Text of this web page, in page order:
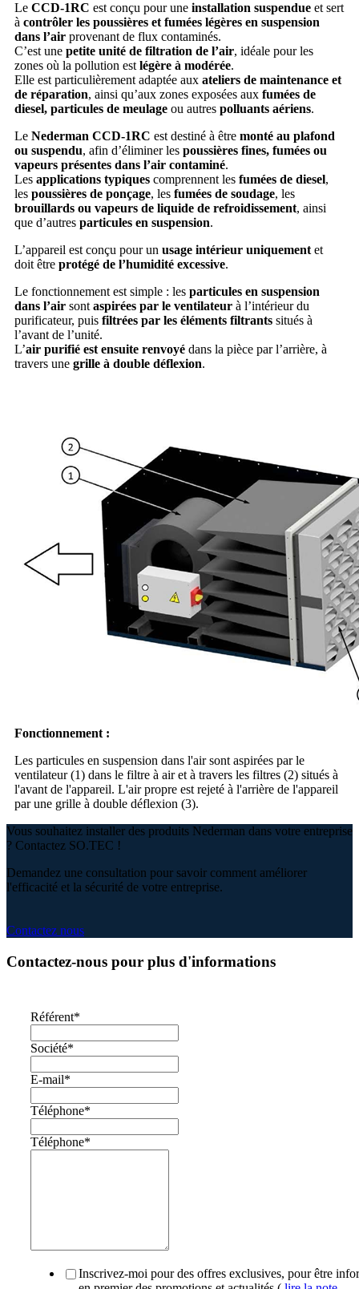
Le CCD-1RC est conçu pour une installation suspendue et sert
à contrôler les poussières et fumées légères en suspension
dans l’air provenant de flux contaminés.
C’est une petite unité de filtration de l’air, idéale pour les
zones où la pollution est légère à modérée.
Elle est particulièrement adaptée aux ateliers de maintenance et
de réparation, ainsi qu’aux zones exposées aux fumées de
diesel, particules de meulage ou autres polluants aériens.
Le Nederman CCD-1RC est destiné à être monté au plafond
ou suspendu, afin d’éliminer les poussières fines, fumées ou
vapeurs présentes dans l’air contaminé.
Les applications typiques comprennent les fumées de diesel,
les poussières de ponçage, les fumées de soudage, les
brouillards ou vapeurs de liquide de refroidissement, ainsi
que d’autres particules en suspension.
L’appareil est conçu pour un usage intérieur uniquement et
doit être protégé de l’humidité excessive.
Le fonctionnement est simple : les particules en suspension
dans l’air sont aspirées par le ventilateur à l’intérieur du
purificateur, puis filtrées par les éléments filtrants situés à
l’avant de l’unité.
L’air purifié est ensuite renvoyé dans la pièce par l’arrière, à
travers une grille à double déflexion.
Fonctionnement :
Les particules en suspension dans l'air sont aspirées par le
ventilateur (1) dans le filtre à air et à travers les filtres (2) situés à
l'avant de l'appareil. L'air propre est rejeté à l'arrière de l'appareil
par une grille à double déflexion (3).
Vous souhaitez installer des produits Nederman dans votre entreprise
? Contactez SO.TEC !
Demandez une consultation pour savoir comment améliorer
l'efficacité et la sécurité de votre entreprise.
Contactez nous
Contactez-nous pour plus d'informations
Référent*
Société*
E-mail*
Téléphone*
Téléphone*
Inscrivez-moi pour des offres exclusives, pour être